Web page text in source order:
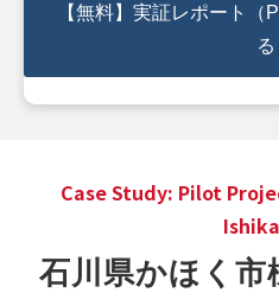
【無料】実証レポート（
る
Case Study: Pilot
石川県かほく市